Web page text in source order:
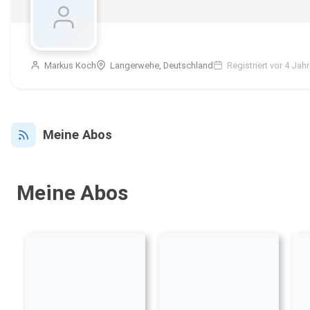
Markus Koch Langerwehe, Deutschland Registriert vor 4
Meine Abos
Meine Abos